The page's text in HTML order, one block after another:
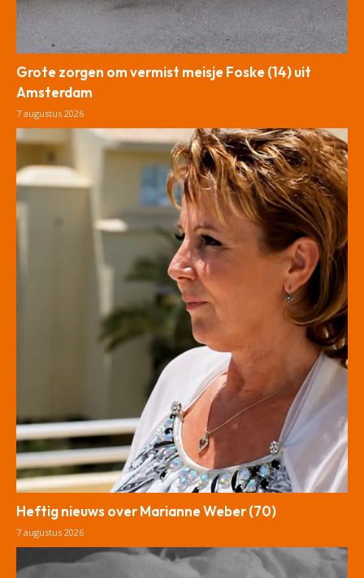
Grote zorgen om vermist meisje Foske (14) uit
Amsterdam
7 augustus 2026
Heftig nieuws over Marianne Weber (70)
7 augustus 2026